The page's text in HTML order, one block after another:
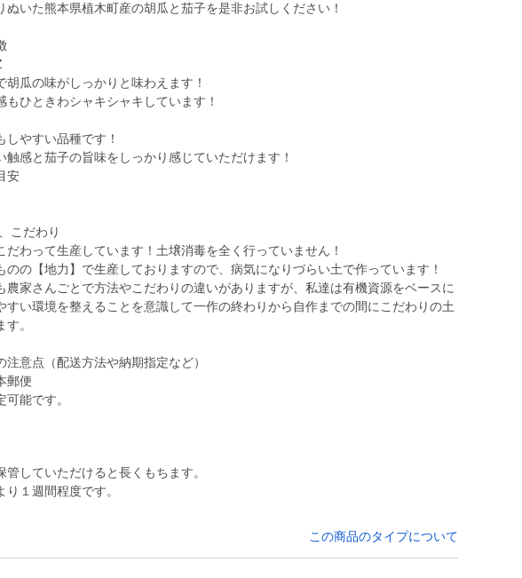
ぬいた熊本県植木町産の胡瓜と茄子を是非お試しください！
胡瓜の味がしっかりと味わえます！
もひときわシャキシャキしています！
しやすい品種です！
触感と茄子の旨味をしっかり感じていただけます！
安
こだわり
だわって生産しています！土壌消毒を全く行っていません！
のの【地力】で生産しておりますので、病気になりづらい土で作っています！
農家さんごとで方法やこだわりの違いがありますが、私達は有機資源をベースに
すい環境を整えることを意識して一作の終わりから自作までの間にこだわりの土
。
意点（配送方法や納期指定など）
郵便
能です。
管していただけると長くもちます。
この商品のタイプについて